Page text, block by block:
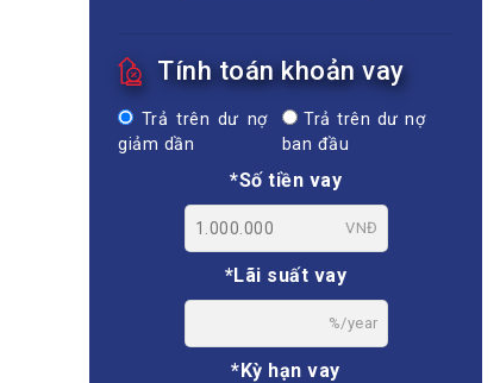
Tính toán khoản vay
Trả trên dư nợ
giảm dần
Trả trên dư nợ
ban đầu
*Số tiền vay
VNĐ
*Lãi suất vay
%/year
*Kỳ hạn vay